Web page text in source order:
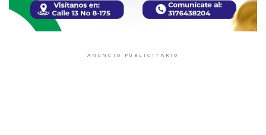
ANUNCIO PUBLICITARIO